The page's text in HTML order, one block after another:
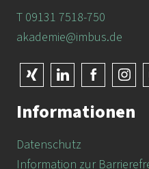
T 09131 7518-750
akademie@imbus.de
Informationen
Datenschutz
Information zur